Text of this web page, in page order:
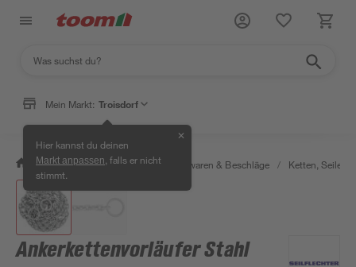
Mein Markt: Troisdorf
Hier kannst du deinen
Markt anpassen , falls er nicht
stimmt.
✕
/ Werkstatt & Maschinen / Eisenwaren & Beschläge / Ketten, Seile &
Ankerkettenvorläufer Stahl